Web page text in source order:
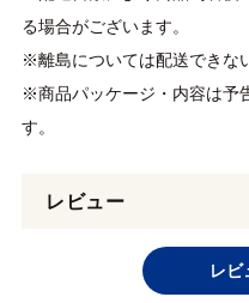
る場合がございます。
※離島については配送できな
※商品パッケージ・内容は予
す。
レビュー
レビ